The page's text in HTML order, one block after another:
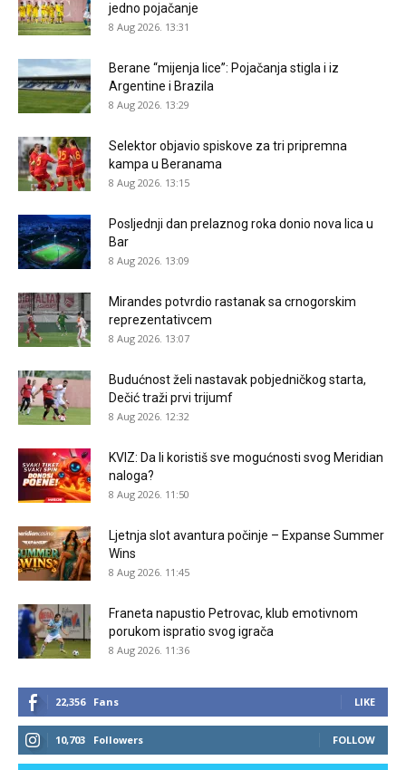
jedno pojačanje
8 Aug 2026. 13:31
Berane “mijenja lice”: Pojačanja stigla i iz
Argentine i Brazila
8 Aug 2026. 13:29
Selektor objavio spiskove za tri pripremna
kampa u Beranama
8 Aug 2026. 13:15
Posljednji dan prelaznog roka donio nova lica u
Bar
8 Aug 2026. 13:09
Mirandes potvrdio rastanak sa crnogorskim
reprezentativcem
8 Aug 2026. 13:07
Budućnost želi nastavak pobjedničkog starta,
Dečić traži prvi trijumf
8 Aug 2026. 12:32
KVIZ: Da li koristiš sve mogućnosti svog Meridian
naloga?
8 Aug 2026. 11:50
Ljetnja slot avantura počinje – Expanse Summer
Wins
8 Aug 2026. 11:45
Franeta napustio Petrovac, klub emotivnom
porukom ispratio svog igrača
8 Aug 2026. 11:36
22,356 Fans LIKE
10,703 Followers FOLLOW